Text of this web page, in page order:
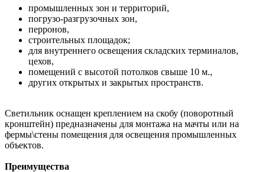
промышленных зон и территорий,
погрузо-разгрузочных зон,
перронов,
строительных площадок;
для внутреннего освещения складских терминалов,
цехов,
помещений с высотой потолков свыше 10 м.,
других открытых и закрытых пространств.
Светильник оснащен креплением на скобу (поворотный
кронштейн) предназначены для монтажа на мачты или на
фермы\стены помещения для освещения промышленных
объектов.
Преимущества